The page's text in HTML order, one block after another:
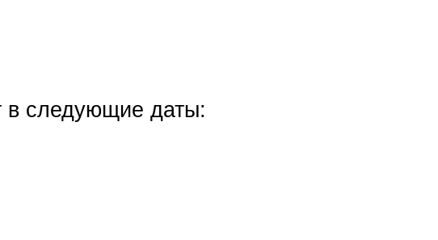
в следующие даты: